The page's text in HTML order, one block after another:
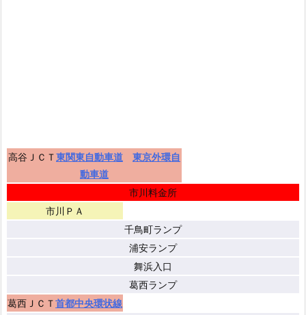
高谷ＪＣＴ東関東自動車道
東京外環自
動車道
市川料金所
市川ＰＡ
千鳥町ランプ
浦安ランプ
舞浜入口
葛西ランプ
葛西ＪＣＴ首都中央環状線